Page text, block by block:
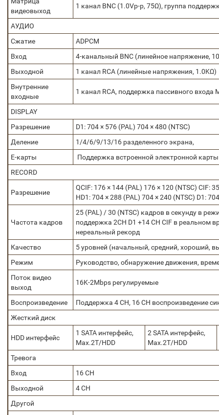
видеовыход
1 канал BNC (1.0Vp-р, 75Ω), группа
АУДИО
Сжатие
ADPCM
Вход
4-канальный BNC (линейное напряжение,
Выходной
1 канал RCA (линейные напряжения, 1.0KΩ)
Внутренние
входные
1 канал RCA, поддержка пассивного входа
DISPLAY
Разрешение
D1: 704 × 576 (PAL) 704 × 480 (NTSC)
Деление
1/4/6/9/13/16 разделенного экрана,
E-карты
Поддержка встроенной электронной
RECORD
Разрешение
QCIF: 176 × 144 (PAL) 176 × 120 (NTSC) CIF:
HD1: 704 × 288 (PAL) 704 × 240 (NTSC) D1:
Частота кадров
25 (PAL) / 30 (NTSC) кадров в секунду в
поддержка 2CH D1 +14 CH CIF в реальном
нереальный рекорд
Качество
5 уровней (начальный, средний, хороший,
Режим
Руководство, обнаружение движения,
Поток видео
выход
16K-2Mbps регулируемые
Воспроизведение
Поддержка 4 CH, 16 CH воспроизведение
Жесткий диск
HDD интерфейс
1 SATA интерфейс,
Max.2T/HDD
2 SATA интерфейс,
Max.2T/HDD
Тревога
Вход
16 CH
Выходной
4 CH
Другой